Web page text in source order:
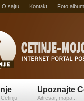
O sajtu Kontakt Foto album
Upoznajte
Adresar, mapa...